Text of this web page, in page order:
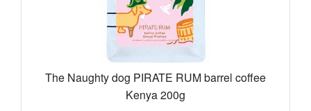
The Naughty dog PIRATE RUM barrel coffee
Kenya 200g